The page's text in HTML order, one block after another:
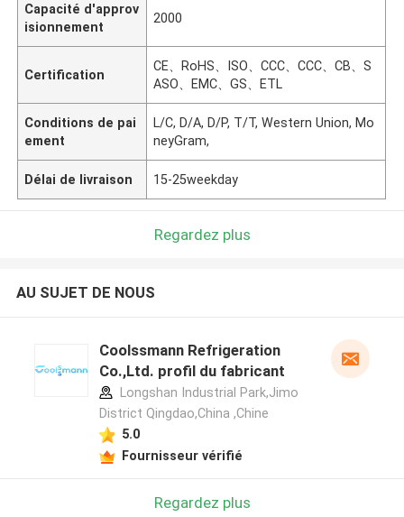
Capacité d'approv
isionnement
2000
Certification
CE、RoHS、ISO、CCC、CCC、CB、S
ASO、EMC、GS、ETL
Conditions de pai
ement
L/C, D/A, D/P, T/T, Western Union, Mo
neyGram,
Délai de livraison 15-25weekday
Regardez plus
AU SUJET DE NOUS
Coolssmann Refrigeration
Co.,Ltd. profil du fabricant
Longshan Industrial Park,Jimo
District Qingdao,China ,Chine
5.0
Fournisseur vérifié
Regardez plus